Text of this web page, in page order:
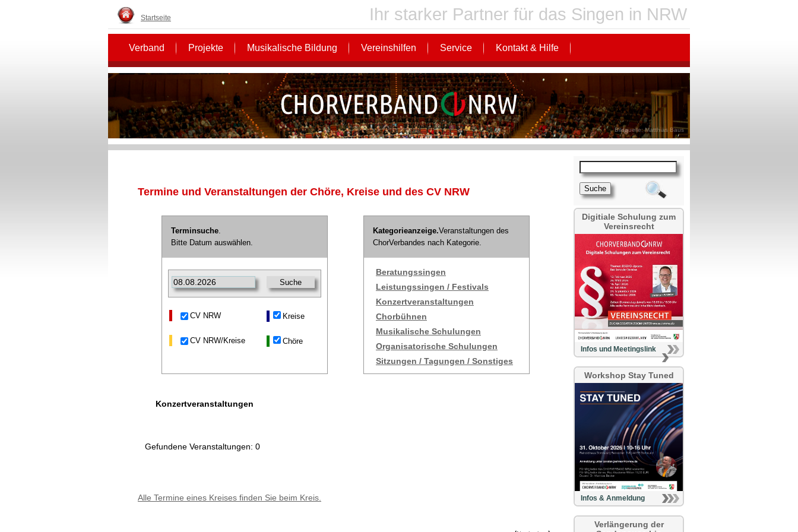
Startseite Ihr starker Partner für das Singen in NRW
Verband Projekte Musikalische Bildung Vereinshilfen Service Kontakt & Hilfe
Bildquelle: Matthias Baus
Digitiale Schulung zum
Vereinsrecht
Infos und Meetingslink
Workshop Stay Tuned
Infos & Anmeldung
Verlängerung der
Termine und Veranstaltungen der Chöre, Kreise und des CV NRW
Terminsuche.
Bitte Datum auswählen.
CV NRW Kreise
CV NRW/Kreise Chöre
Kategorieanzeige.Veranstaltungen des
ChorVerbandes nach Kategorie.
Beratungssingen
Leistungssingen / Festivals
Konzertveranstaltungen
Chorbühnen
Musikalische Schulungen
Organisatorische Schulungen
Sitzungen / Tagungen / Sonstiges
Konzertveranstaltungen
Gefundene Veranstaltungen: 0
Alle Termine eines Kreises finden Sie beim Kreis.